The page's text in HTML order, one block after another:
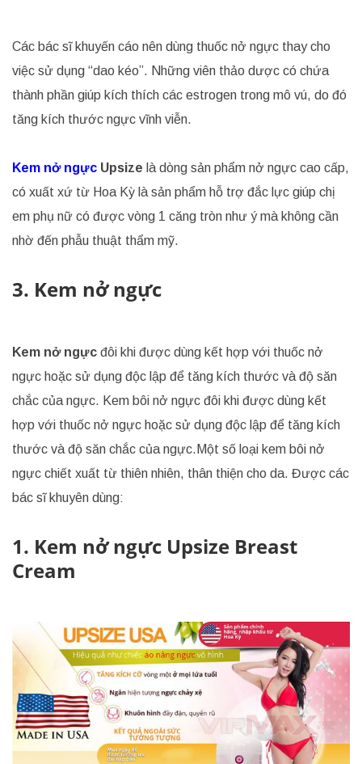
Các bác sĩ khuyến cáo nên dùng thuốc nở ngực thay cho
việc sử dụng “dao kéo”. Những viên thảo dược có chứa
thành phần giúp kích thích các estrogen trong mô vú, do đó
tăng kích thước ngực vĩnh viễn.
Kem nở ngực Upsize là dòng sản phẩm nở ngực cao cấp,
có xuất xứ từ Hoa Kỳ là sản phẩm hỗ trợ đắc lực giúp chị
em phụ nữ có được vòng 1 căng tròn như ý mà không cần
nhờ đến phẫu thuật thẩm mỹ.
3. Kem nở ngực
Kem nở ngực đôi khi được dùng kết hợp với thuốc nở
ngực hoặc sử dụng độc lập để tăng kích thước và độ săn
chắc của ngực. Kem bôi nở ngực đôi khi được dùng kết
hợp với thuốc nở ngực hoặc sử dụng độc lập để tăng kích
thước và độ săn chắc của ngực.Một số loại kem bôi nở
ngực chiết xuất từ thiên nhiên, thân thiện cho da. Được các
bác sĩ khuyên dùng:
1. Kem nở ngực Upsize Breast
Cream